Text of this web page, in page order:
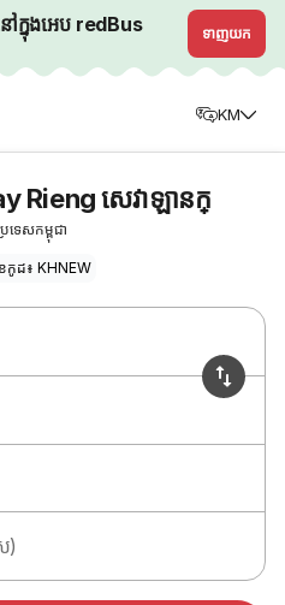
ៅក្នុងអេប redBus ទាញយក
KM
Rieng សេវាឡានក្
ទេសកម្ពុជា
កូដ៖ KHNEW
)